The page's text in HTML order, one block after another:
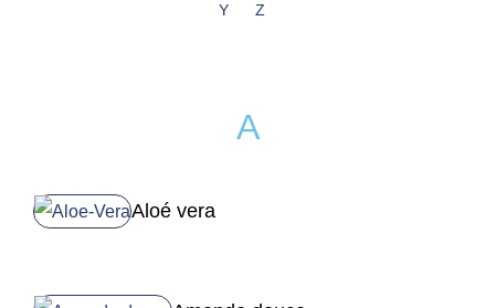
Y
Z
A
Aloé vera